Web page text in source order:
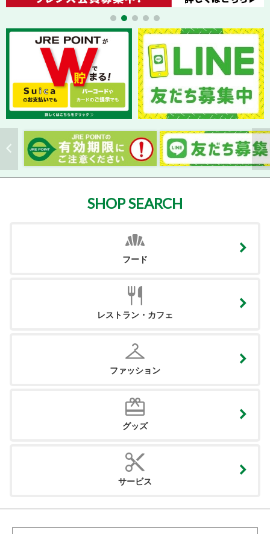
SHOP SEARCH
フード
レストラン・カフェ
ファッション
グッズ
サービス